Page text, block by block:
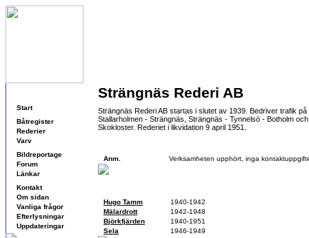
Start
Båtregister
Rederier
Varv
Bildreportage
Forum
Länkar
Kontakt
Om sidan
Vanliga frågor
Efterlysningar
Uppdateringar
Strängnäs Rederi AB
Strängnäs Rederi AB startas i slutet av 1939. Bedriver trafik
Stallarholmen - Strängnäs, Strängnäs - Tynnelsö - Botholm
Skokloster. Rederiet i likvidation 9 april 1951.
Anm.
Verksamheten upphört, inga
Hugo Tamm
1940-1942
Mälardrott
1942-1948
Björkfjärden
1940-1951
Sela
1946-1949